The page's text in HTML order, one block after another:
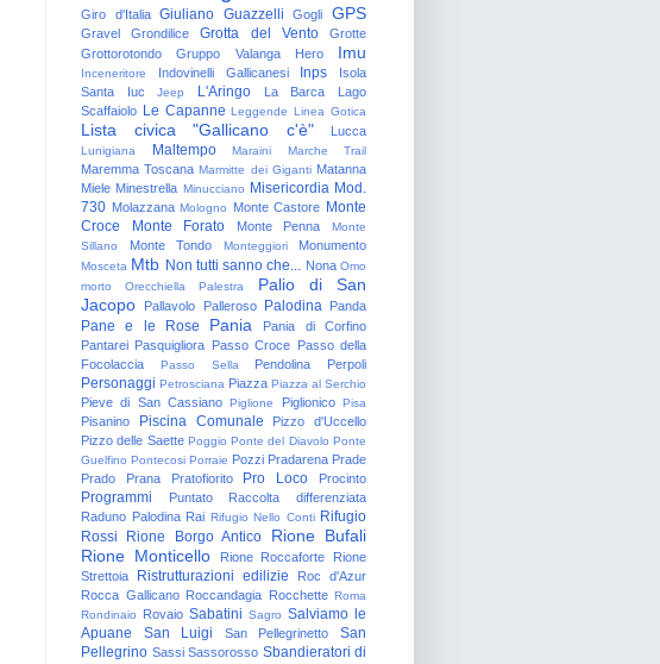
Giro d'Italia
Giuliano Guazzelli Gogli GPS
Gravel Grondilice Grotta del Vento
Grotte
Grottorotondo
Gruppo Valanga Hero Imu
Inceneritore Indovinelli Gallicanesi Inps
Isola
Santa
Iuc Jeep L'Aringo La Barca
Lago
Scaffaiolo Le Capanne Leggende Linea Gotica
Lista civica "Gallicano c'è" Lucca
Lunigiana Maltempo Maraini Marche Trail
Maremma Toscana Marmitte dei Giganti Matanna
Miele Minestrella Minucciano Misericordia Mod.
730 Molazzana Mologno Monte Castore Monte
Croce
Monte Forato Monte Penna
Monte
Sillano
Monte Tondo Monteggiori Monumento
Mosceta Mtb Non tutti sanno che... Nona Omo
morto
Orecchiella Palestra
Palio di San
Jacopo
Pallavolo Palleroso Palodina Panda
Pane e le Rose Pania
Pania di Corfino
Pantarei Pasquigliora Passo Croce Passo della
Focolaccia
Passo Sella Pendolina Perpoli
Personaggi Petrosciana Piazza Piazza al Serchio
Pieve di San Cassiano Piglione Piglionico Pisa
Pisanino Piscina Comunale
Pizzo d'Uccello
Pizzo delle Saette Poggio Ponte del Diavolo Ponte
Guelfino Pontecosi Porraie Pozzi Pradarena Prade
Prado
Prana Pratofiorito Pro Loco Procinto
Programmi Puntato
Raccolta differenziata
Raduno Palodina Rai Rifugio Nello Conti Rifugio
Rossi
Rione Borgo Antico
Rione Bufali
Rione Monticello
Rione Roccaforte
Rione
Strettoia
Ristrutturazioni edilizie
Roc d'Azur
Rocca Gallicano Roccandagia Rocchette Roma
Rondinaio
Rovaio Sabatini Sagro Salviamo le
Apuane
San Luigi San Pellegrinetto
San
Pellegrino Sassi Sassorosso Sbandieratori di